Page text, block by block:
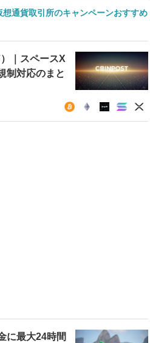
想通貨取引所のキャンペーンおすすめ
｜スペースX
制対応のまと
に最大24時間